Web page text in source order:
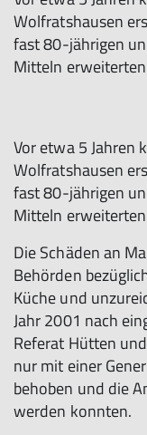
Wolfratshausen
fast 80-jährigen
Mitteln
Vor etwa 5 Jahren
Wolfratshausen
fast 80-jährigen
Mitteln
Die Schäden an
Behörden
Küche und
Jahr 2001 nach
Referat Hütten
nur mit einer
behoben und die
werden konnten.